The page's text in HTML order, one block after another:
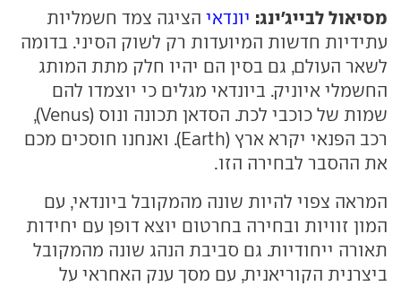
מסיאול לבייג'ינג: יונדאי הציגה צמד חשמליות
עתידיות חדשות המיועדות רק לשוק הסיני. בדומה
לשאר העולם, גם בסין הם יהיו חלק מתת המותג
החשמלי איוניק. ביונדאי מגלים כי יוצמדו להם
שמות של כוכבי לכת. הסדאן תכונה ונוס (Venus),
רכב הפנאי יקרא ארץ (Earth). ואנחנו חוסכים מכם
את ההסבר לבחירה הזו.
המראה צפוי להיות שונה מהמקובל ביונדאי, עם
המון זוויות ובחירה בחרטום יוצא דופן עם יחידות
תאורה ייחודיות. גם סביבת הנהג שונה מהמקובל
ביצרנית הקוריאנית, עם מסך ענק האחראי על